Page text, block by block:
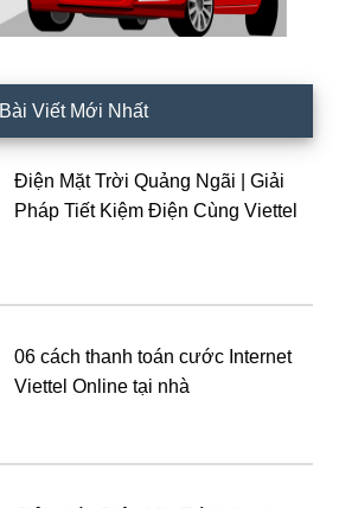
Bài Viết Mới Nhất
Điện Mặt Trời Quảng Ngãi | Giải
Pháp Tiết Kiệm Điện Cùng Viettel
06 cách thanh toán cước Internet
Viettel Online tại nhà